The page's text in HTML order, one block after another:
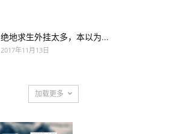
绝地求生外挂太多，本以为...
2017年11月13日
加载更多